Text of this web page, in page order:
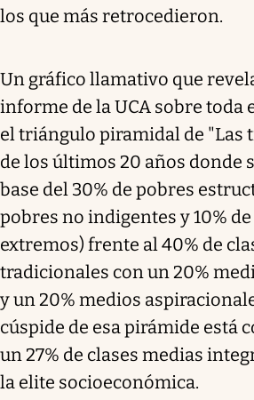
los que más retrocedieron.
Un gráfico llamativo que
informe de la UCA sobre toda
el triángulo piramidal de "Las
de los últimos 20 años donde
base del 30% de pobres
pobres no indigentes y 10%
extremos) frente al 40% de
tradicionales con un 20%
y un 20% medios
cúspide de esa pirámide está
un 27% de clases medias
la elite socioeconómica.